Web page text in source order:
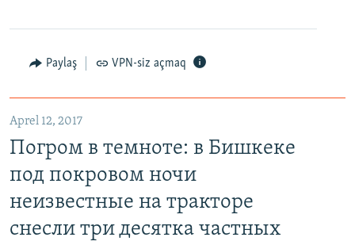
Paylaş VPN-siz açmaq
Aprel 12, 2017
Погром в темноте: в Бишкеке
под покровом ночи
неизвестные на тракторе
снесли три десятка частных